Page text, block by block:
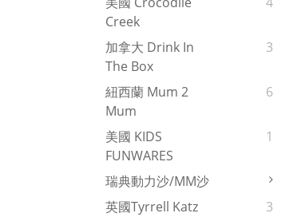
Creek
加拿大 Drink In
The Box
3
紐西蘭 Mum 2
Mum
6
美國 KIDS
FUNWARES
1
瑞典動力沙/MM沙
英國Tyrrell Katz
3